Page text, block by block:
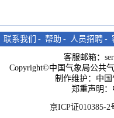
联系我们 - 帮助 - 人员招聘 -
客服邮箱：
Copyright©中国气象局公共
制作维护：中
郑重声明
京ICP证010385-2